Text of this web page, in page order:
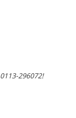
296072!